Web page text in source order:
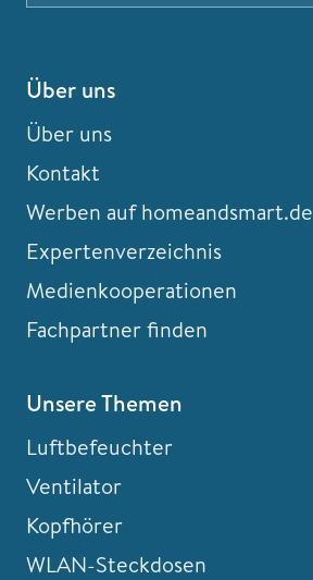
Über uns
Über uns
Kontakt
Werben auf homeandsmart.de
Expertenverzeichnis
Medienkooperationen
Fachpartner finden
Unsere Themen
Luftbefeuchter
Ventilator
Kopfhörer
WLAN-Steckdosen